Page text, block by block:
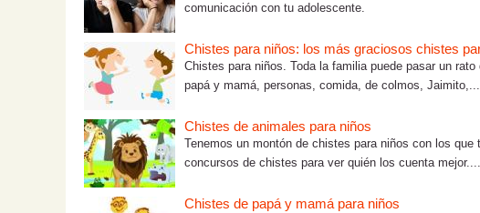
comunicación con tu adolescente.
Chistes para niños: los más graciosos chistes
Chistes para niños. Toda la familia puede pasar un
papá y mamá, personas, comida, de colmos, Jaimito,...
Chistes de animales para niños
Tenemos un montón de chistes para niños con los
concursos de chistes para ver quién los cuenta mejor....
Chistes de papá y mamá para niños